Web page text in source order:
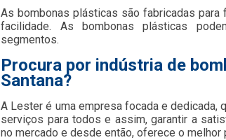
As bombonas plásticas são fabricadas
facilidade. As bombonas plásticas
segmentos.
Procura por indústria de
Santana?
A Lester é uma empresa focada e
serviços para todos e assim, garantir a
no mercado e desde então, oferece o melhor